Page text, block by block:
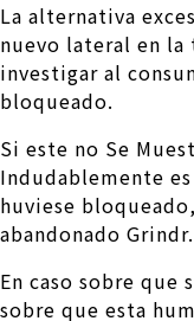
La alternativa
nuevo lateral en la
investigar al
bloqueado.
Si este no Se
Indudablemente
huviese
abandonado Grindr.
En caso sobre que
sobre que esta